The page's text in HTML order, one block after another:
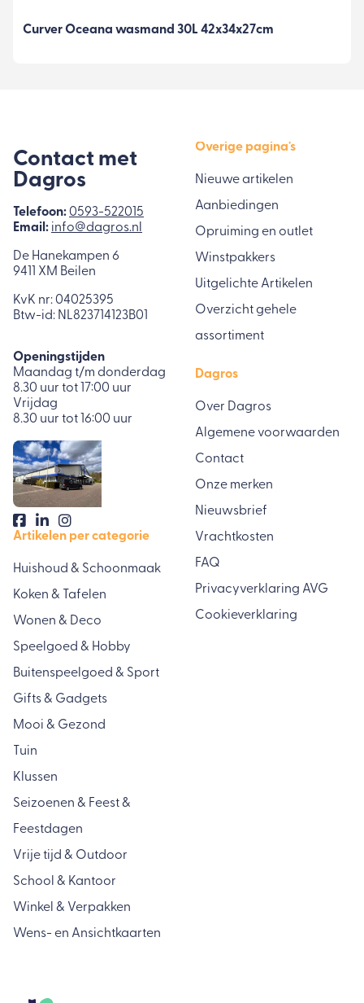
Curver Oceana wasmand 30L 42x34x27cm
Contact met
Dagros
Telefoon:0593-522015
Email: info@dagros.nl
De Hanekampen 6
9411 XM Beilen
KvK nr: 04025395
Btw-id: NL823714123B01
Openingstijden
Maandag t/m donderdag
8.30 uur tot 17:00 uur
Vrijdag
8.30 uur tot 16:00 uur
Artikelen per categorie
Huishoud & Schoonmaak
Koken & Tafelen
Wonen & Deco
Speelgoed & Hobby
Buitenspeelgoed & Sport
Gifts & Gadgets
Mooi & Gezond
Tuin
Klussen
Seizoenen & Feest &
Feestdagen
Vrije tijd & Outdoor
School & Kantoor
Winkel & Verpakken
Wens- en Ansichtkaarten
Overige pagina's
Nieuwe artikelen
Aanbiedingen
Opruiming en outlet
Winstpakkers
Uitgelichte Artikelen
Overzicht gehele
assortiment
Dagros
Over Dagros
Algemene voorwaarden
Contact
Onze merken
Nieuwsbrief
Vrachtkosten
FAQ
Privacyverklaring AVG
Cookieverklaring